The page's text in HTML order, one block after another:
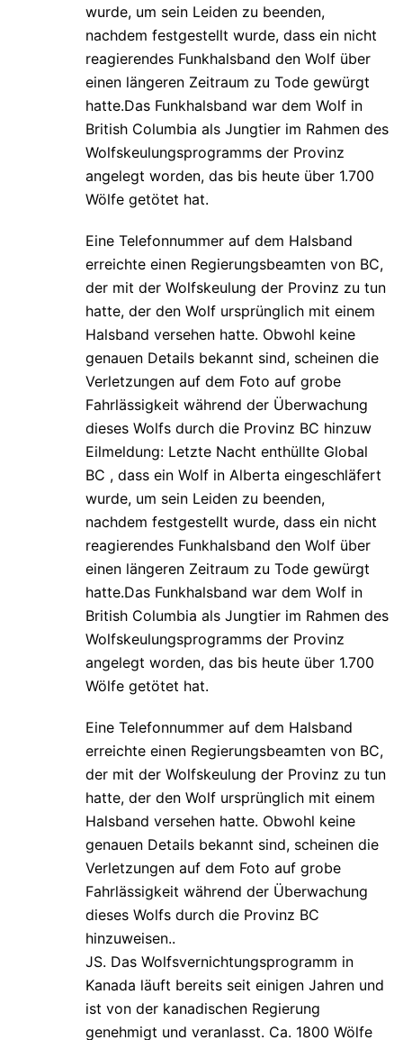
wurde, um sein Leiden zu beenden,
nachdem festgestellt wurde, dass ein nicht
reagierendes Funkhalsband den Wolf über
einen längeren Zeitraum zu Tode gewürgt
hatte.Das Funkhalsband war dem Wolf in
British Columbia als Jungtier im Rahmen des
Wolfskeulungsprogramms der Provinz
angelegt worden, das bis heute über 1.700
Wölfe getötet hat.
Eine Telefonnummer auf dem Halsband
erreichte einen Regierungsbeamten von BC,
der mit der Wolfskeulung der Provinz zu tun
hatte, der den Wolf ursprünglich mit einem
Halsband versehen hatte. Obwohl keine
genauen Details bekannt sind, scheinen die
Verletzungen auf dem Foto auf grobe
Fahrlässigkeit während der Überwachung
dieses Wolfs durch die Provinz BC hinzuw
Eilmeldung: Letzte Nacht enthüllte Global
BC , dass ein Wolf in Alberta eingeschläfert
wurde, um sein Leiden zu beenden,
nachdem festgestellt wurde, dass ein nicht
reagierendes Funkhalsband den Wolf über
einen längeren Zeitraum zu Tode gewürgt
hatte.Das Funkhalsband war dem Wolf in
British Columbia als Jungtier im Rahmen des
Wolfskeulungsprogramms der Provinz
angelegt worden, das bis heute über 1.700
Wölfe getötet hat.
Eine Telefonnummer auf dem Halsband
erreichte einen Regierungsbeamten von BC,
der mit der Wolfskeulung der Provinz zu tun
hatte, der den Wolf ursprünglich mit einem
Halsband versehen hatte. Obwohl keine
genauen Details bekannt sind, scheinen die
Verletzungen auf dem Foto auf grobe
Fahrlässigkeit während der Überwachung
dieses Wolfs durch die Provinz BC
hinzuweisen..
JS. Das Wolfsvernichtungsprogramm in
Kanada läuft bereits seit einigen Jahren und
ist von der kanadischen Regierung
genehmigt und veranlasst. Ca. 1800 Wölfe